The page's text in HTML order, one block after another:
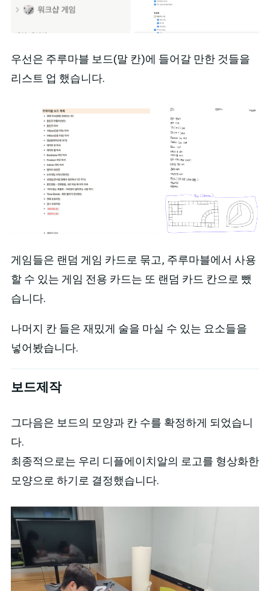
우선은 주루마블 보드(말 칸)에 들어갈 만한 것들을
리스트 업 했습니다.
게임들은 랜덤 게임 카드로 묶고, 주루마블에서 사용
할 수 있는 게임 전용 카드는 또 랜덤 카드 칸으로 뺐
습니다.
나머지 칸 들은 재밌게 술을 마실 수 있는 요소들을
넣어봤습니다.
보드제작
그다음은 보드의 모양과 칸 수를 확정하게 되었습니
다.
최종적으로는 우리 디플에이치알의 로고를 형상화한
모양으로 하기로 결정했습니다.